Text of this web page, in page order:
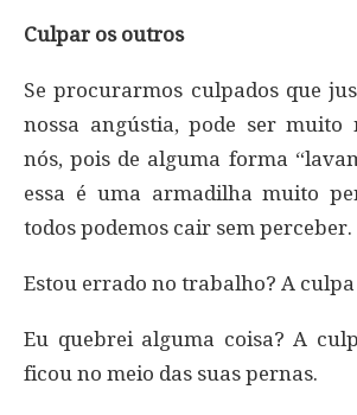
Culpar os outros
Se procurarmos culpados que
nossa angústia, pode ser muito
nós, pois de alguma forma
essa é uma armadilha muito
todos podemos cair sem perceber.
Estou errado no trabalho? A culpa
Eu quebrei alguma coisa? A
ficou no meio das suas pernas.